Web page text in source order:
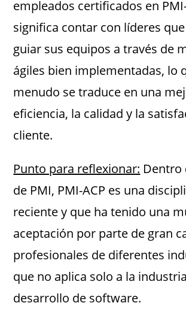
empleados certificados en
significa contar con líderes
guiar sus equipos a través de
ágiles bien implementadas, lo
menudo se traduce en una
eficiencia, la calidad y la
cliente.
Punto para reflexionar: Dentro
de PMI, PMI-ACP es una
reciente y que ha tenido una
aceptación por parte de gran
profesionales de diferentes
que no aplica solo a la
desarrollo de software.